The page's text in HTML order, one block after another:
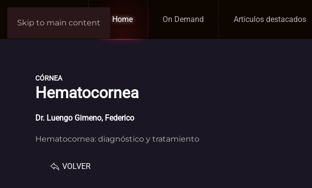
Skip to main content Home On Demand Artículos destacados
CÓRNEA
Hematocornea
Dr. Luengo Gimeno, Federico
Hematocornea: diagnóstico y tratamiento
VOLVER